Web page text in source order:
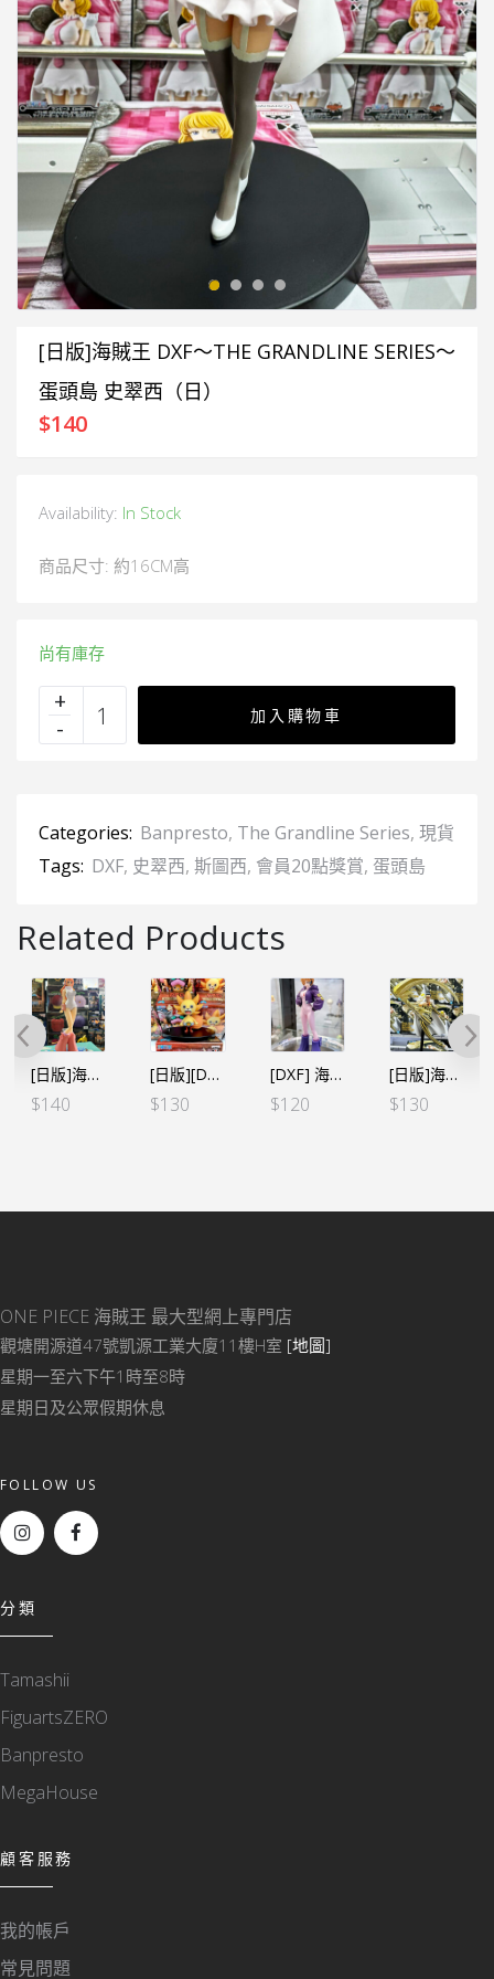
[日版]海賊王 DXF～THE GRANDLINE SERIES～
蛋頭島 史翠西（日）
$140
Availability: In Stock
商品尺寸: 約16CM高
尚有庫存
加入購物車
Categories: Banpresto, The Grandline Series, 現貨
Tags: DXF, 史翠西, 斯圖西, 會員20點獎賞, 蛋頭島
Related Products
[日版]海賊王 DXF～THE GRANDLINE SERIES～蛋頭島 娜美（日）
$140
[日版][DXF] 海賊王 THE GRANDLINE MEN -FILM RED 第五彈 烈陽仔（日）
$130
[DXF] 海賊王 THE GRANDLINE SERIES Dr. 貝加龐克 莉莉絲(惡)（行）
$120
[日版]海賊王 BATTLE RECORD COLLECTION 黃猿 波爾薩利諾
$130
ONE PIECE 海賊王 最大型網上專門店
觀塘開源道47號凱源工業大廈11樓H室 [地圖]
星期一至六下午1時至8時
星期日及公眾假期休息
FOLLOW US
分類
Tamashii
FiguartsZERO
Banpresto
MegaHouse
顧客服務
我的帳戶
常見問題